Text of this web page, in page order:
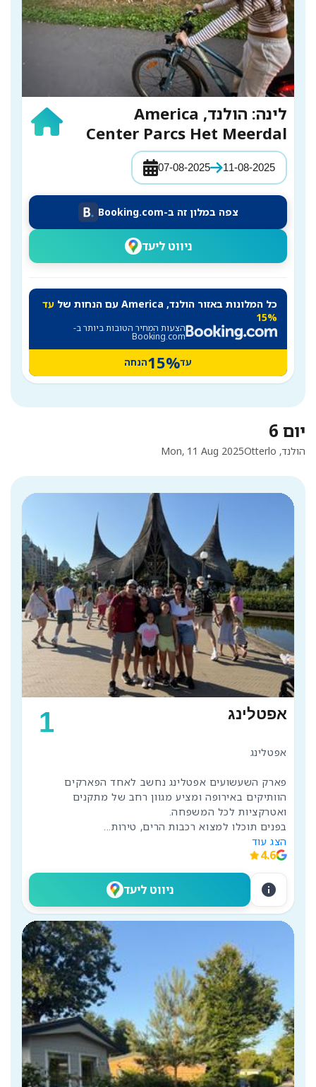
לינה: הולנד, America
Center Parcs Het Meerdal
07-08-2025 11-08-2025
צפה במלון זה ב-Booking.com
ניווט ליעד
כל המלונות באזור הולנד, America עם הנחות של
עד
15%
הצעות המחיר הטובות ביותר ב-
Booking.com
עד15%הנחה
יום 6
Mon, 11 Aug 2025 הולנד, Otterlo
1 אפטלינג
בפנים תוכלו למצוא רכבות הרים, טירות...
הצג עוד
4.6
ניווט ליעד info